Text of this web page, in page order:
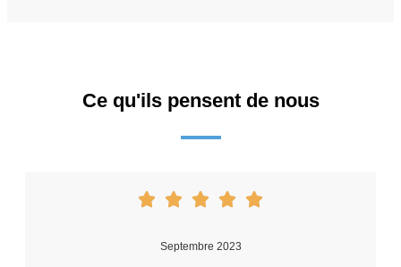
Ce qu'ils pensent de nous
Septembre 2023